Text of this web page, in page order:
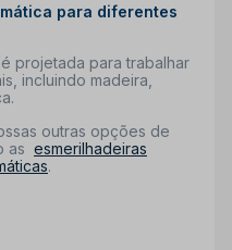
para diferentes
é projetada para trabalhar
incluindo madeira,
outras opções de
as esmerilhadeiras
.